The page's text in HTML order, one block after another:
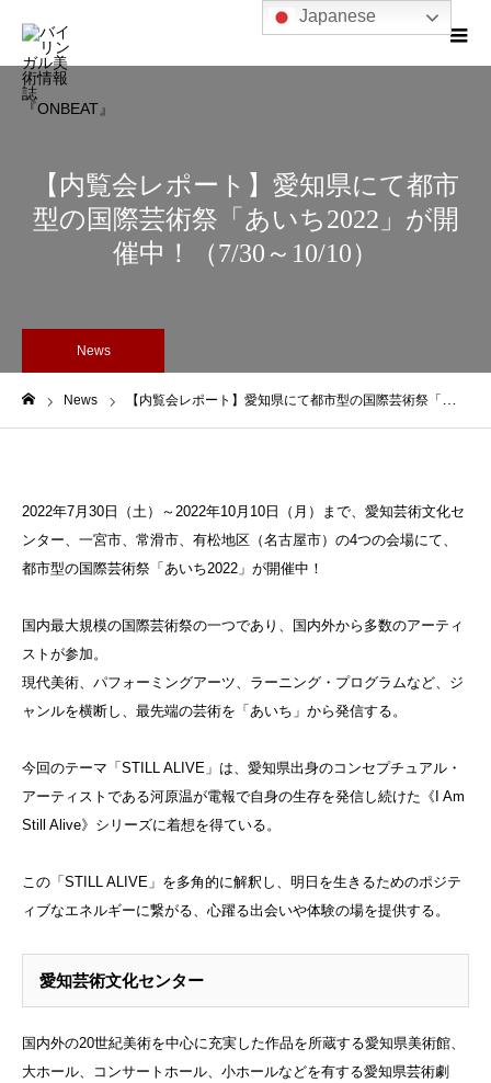
【内覧会レポート】愛知県にて都市
型の国際芸術祭「あいち2022」が開
催中！（7/30～10/10）
News
News 【内覧会レポート】愛知県にて都市型の国際芸術祭「あいち2022」が開催中！（7/30～10/10）
2022年7月30日（土）～2022年10月10日（月）まで、愛知芸術文化セ
ンター、一宮市、常滑市、有松地区（名古屋市）の4つの会場にて、
都市型の国際芸術祭「あいち2022」が開催中！
国内最大規模の国際芸術祭の一つであり、国内外から多数のアーティ
ストが参加。
現代美術、パフォーミングアーツ、ラーニング・プログラムなど、ジ
ャンルを横断し、最先端の芸術を「あいち」から発信する。
今回のテーマ「STILL ALIVE」は、愛知県出身のコンセプチュアル・
アーティストである河原温が電報で自身の生存を発信し続けた《I Am
Still Alive》シリーズに着想を得ている。
この「STILL ALIVE」を多角的に解釈し、明日を生きるためのポジテ
ィブなエネルギーに繋がる、心躍る出会いや体験の場を提供する。
愛知芸術文化センター
国内外の20世紀美術を中心に充実した作品を所蔵する愛知県美術館、
大ホール、コンサートホール、小ホールなどを有する愛知県芸術劇
Japanese